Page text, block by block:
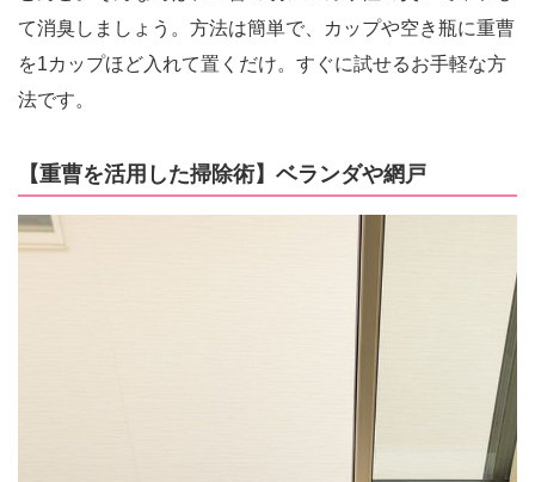
て消臭しましょう。方法は簡単で、カップや空き瓶に重曹
を1カップほど入れて置くだけ。すぐに試せるお手軽な方
法です。
【重曹を活用した掃除術】ベランダや網戸